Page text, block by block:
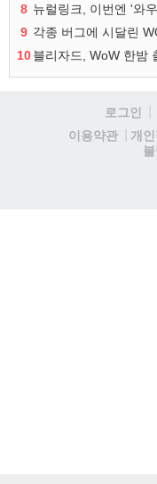
8 뉴럴링크, 이번엔 '와
9 각종 버그에 시달린
10블리자드, WoW 한밤
로그인
이용약관
개